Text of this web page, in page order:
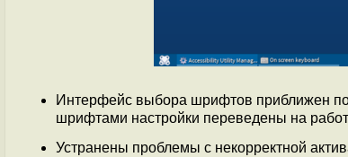
Интерфейс выбора шрифтов приближен
шрифтами настройки переведены на
Устранены проблемы с некорректной